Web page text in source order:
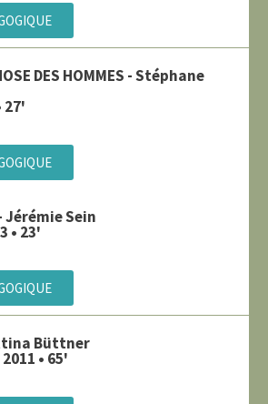
DES HOMMES - Stéphane
27'
Jérémie Sein
• 23'
Büttner
• 65'